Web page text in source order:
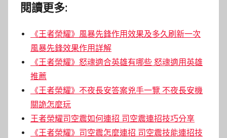
閱讀更多:
《王者榮耀》風暴先鋒作用效果及多久刷新一次
風暴先鋒效果作用詳解
《王者榮耀》怒魂適合英雄有哪些 怒魂適用英雄
推薦
《王者榮耀》不夜長安答案兇手一覽 不夜長安機
關詭怎麼玩
王者榮耀司空震如何連招 司空震連招技巧分享
《王者榮耀》司空震怎麼連招 司空震技能連招技